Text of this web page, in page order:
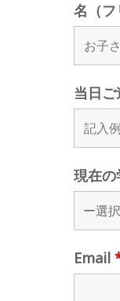
名（フ
当日
現在
Email